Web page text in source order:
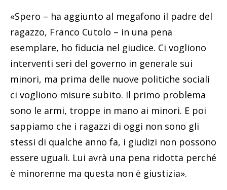
«Spero – ha aggiunto al megafono il padre del
ragazzo, Franco Cutolo – in una pena
esemplare, ho fiducia nel giudice. Ci vogliono
interventi seri del governo in generale sui
minori, ma prima delle nuove politiche sociali
ci vogliono misure subito. Il primo problema
sono le armi, troppe in mano ai minori. E poi
sappiamo che i ragazzi di oggi non sono gli
stessi di qualche anno fa, i giudizi non possono
essere uguali. Lui avrà una pena ridotta perché
è minorenne ma questa non è giustizia».